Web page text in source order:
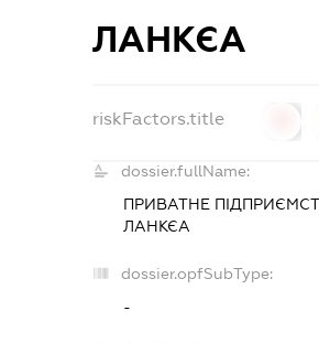
ЛАНКЄА
riskFactors.title
dossier.fullName:
ПРИВАТНЕ
ЛАНКЄА
dossier.opfSubType:
-